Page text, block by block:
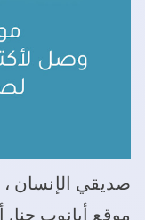
صديقي الإنسان
موقع أبانوب